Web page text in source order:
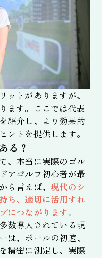
ットがありますが、
ます。ここでは代表
紹介し、より効果的
ントを提供します。
る？
、本当に実際のゴル
アゴルフ初心者が最
ら言えば、 現代のシ
ち、適切に活用すれ
につながります。
数導入されている現
は、ボールの初速、
精密に測定し、実際